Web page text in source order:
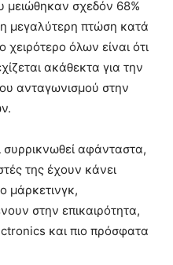
μειώθηκαν σχεδόν 68%
μεγαλύτερη πτώση κατά
όλων είναι ότι
ακάθεκτα για την
ανταγωνισμού στην
συρρικνωθεί αφάνταστα,
της έχουν κάνει
μάρκετινγκ,
στην επικαιρότητα,
και πιο πρόσφατα